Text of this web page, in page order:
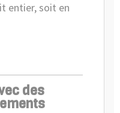
entier, soit en
des